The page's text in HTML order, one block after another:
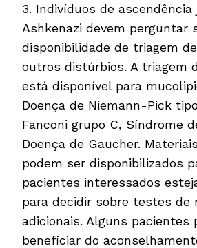
3. Indivíduos de ascendência
Ashkenazi devem perguntar
disponibilidade de triagem
outros distúrbios. A triagem
está disponível para
Doença de Niemann-Pick
Fanconi grupo C, Síndrome
Doença de Gaucher.
podem ser disponibilizados
pacientes interessados
para decidir sobre testes de
adicionais. Alguns pacientes
beneficiar do